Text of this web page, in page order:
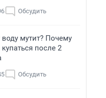
Обсудить
воду мутит? Почему
после 2
Обсудить